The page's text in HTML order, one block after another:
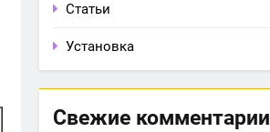
Статьи
Установка
Свежие комментарии